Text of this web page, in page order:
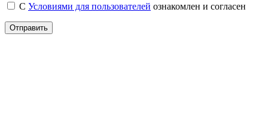
С Условиями для пользователей ознакомлен и согласен
Отправить